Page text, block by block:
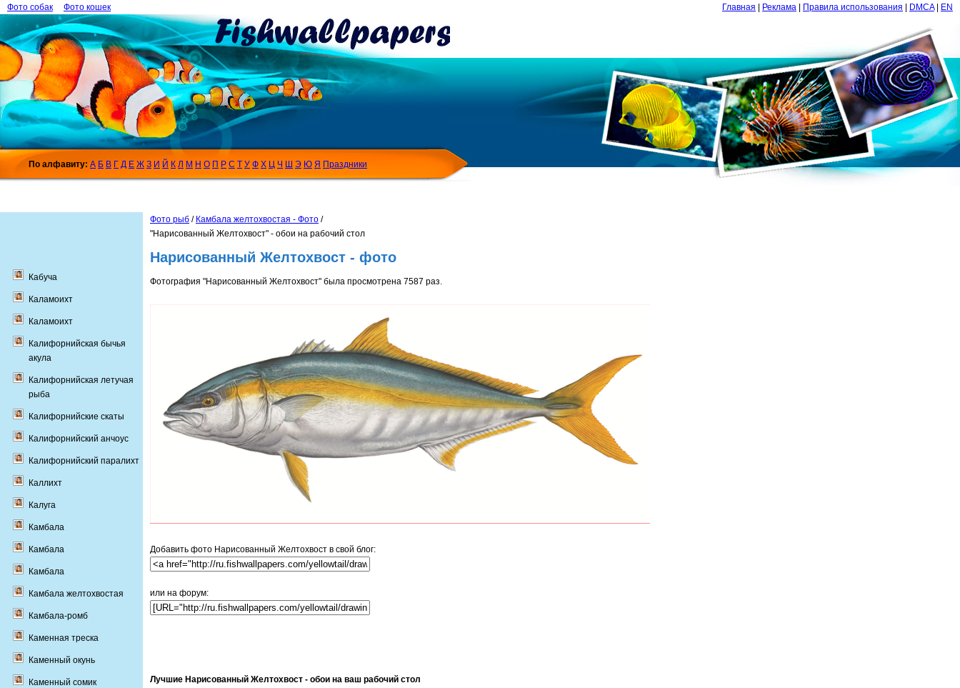
Главная Реклама Правила использования DMCA EN
Фото собак Фото кошек
По алфавиту: А Б В Г Д Е Ж З И Й К Л М Н О П Р С Т У Ф Х Ц Ч Ш Э Ю Я Праздники
Фото рыб / Камбала желтохвостая - Фото /
"Нарисованный Желтохвост" - обои на рабочий стол
Нарисованный Желтохвост - фото
Фотография "Нарисованный Желтохвост" была просмотрена 7587 раз.
Добавить фото Нарисованный Желтохвост в свой блог:
или на форум:
Лучшие Нарисованный Желтохвост - обои на ваш рабочий стол
Кабуча
Каламоихт
Каламоихт
Калифорнийская бычья
акула
Калифорнийская летучая
рыба
Калифорнийские скаты
Калифорнийский анчоус
Калифорнийский паралихт
Каллихт
Калуга
Камбала
Камбала
Камбала
Камбала желтохвостая
Камбала-ромб
Каменная треска
Каменный окунь
Каменный сомик